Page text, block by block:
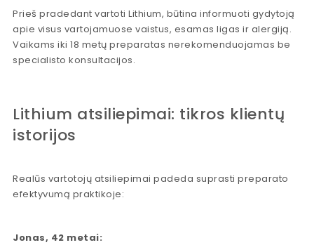
Prieš pradedant vartoti Lithium, būtina informuoti gydytoją
apie visus vartojamuose vaistus, esamas ligas ir alergiją.
Vaikams iki 18 metų preparatas nerekomenduojamas be
specialisto konsultacijos.
Lithium atsiliepimai: tikros klientų
istorijos
Realūs vartotojų atsiliepimai padeda suprasti preparato
efektyvumą praktikoje:
Jonas, 42 metai: